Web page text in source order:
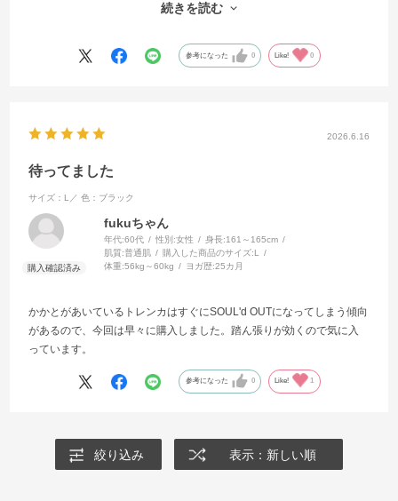
メッシュもかっこいい‼️ウエストもちょい長めでしっかりウエストをホ
続きを読む
参考になった 0 Like! 0
2026.6.16
待ってました
サイズ：L／ 色：ブラック
fukuちゃん
年代:60代 性別:女性 身長:161～165cm
肌質:普通肌 購入した商品のサイズ:L
体重:56kg～60kg ヨガ歴:25カ月
かかとがあいているトレンカはすぐにSOUL'd OUTになってしまう傾向
があるので、今回は早々に購入しました。踏ん張りが効くので気に入
っています。
参考になった 0 Like! 1
絞り込み 表示：新しい順